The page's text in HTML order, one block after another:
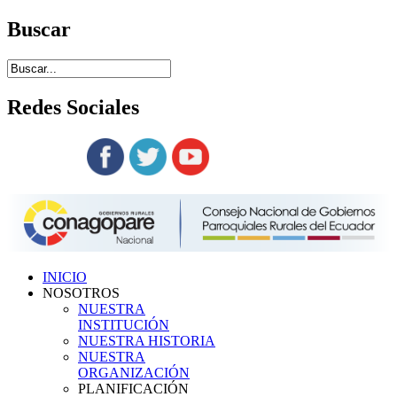
Buscar
Redes Sociales
INICIO
NOSOTROS
NUESTRA
INSTITUCIÓN
NUESTRA HISTORIA
NUESTRA
ORGANIZACIÓN
PLANIFICACIÓN